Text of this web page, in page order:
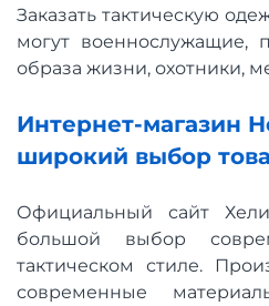
Заказать тактическую
могут военнослужащие,
образа жизни, охотники,
Интернет-магазин
широкий выбор
Официальный сайт
большой выбор
тактическом стиле.
современные